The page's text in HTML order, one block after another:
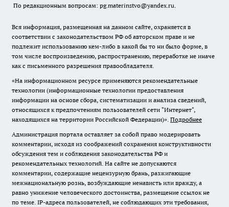
По редакционным вопросам: pg.materinstvo@yandex.ru.
Вся информация, размещенная на данном сайте, охраняется в
соответствии с законодательством РФ об авторском праве и не
подлежит использованию кем-либо в какой бы то ни было форме, в
том числе воспроизведению, распространению, переработке не иначе
как с письменного разрешения правообладателя.
«На информационном ресурсе применяются рекомендательные
технологии (информационные технологии предоставления
информации на основе сбора, систематизации и анализа сведений,
относящихся к предпочтениям пользователей сети "Интернет",
находящихся на территории Российской Федерации)». Подробнее
Администрация портала оставляет за собой право модерировать
комментарии, исходя из соображений сохранения конструктивности
обсуждения тем и соблюдения законодательства РФ и
рекомендательных технологий. На сайте не допускаются
комментарии, содержащие нецензурную брань, разжигающие
межнациональную рознь, возбуждающие ненависть или вражду, а
равно унижение человеческого достоинства, размещение ссылок не
по теме. IP-адреса пользователей, не соблюдающих эти требования,